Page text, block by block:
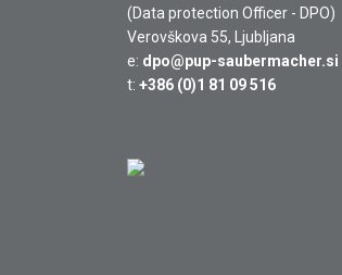
(Data protection Officer - DPO)
Verovškova 55, Ljubljana
e: dpo@pup-saubermacher.si
t: +386 (0)1 81 09 516